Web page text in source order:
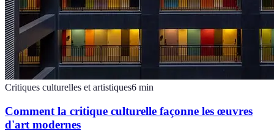
Critiques culturelles et artistiques6 min
Comment la critique culturelle façonne les œuvres
d'art modernes